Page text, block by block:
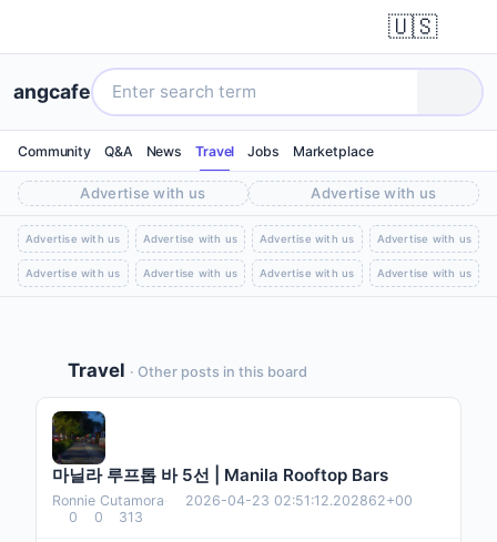
🇺🇸
angcafe
Community Q&A News Travel Jobs Marketplace
Advertise with us Advertise with us
Advertise with us Advertise with us Advertise with us Advertise with us
Advertise with us Advertise with us Advertise with us Advertise with us
Travel · Other posts in this board
마닐라 루프톱 바 5선 | Manila Rooftop Bars
Ronnie Cutamora
2026-04-23 02:51:12.202862+00
0
0 313